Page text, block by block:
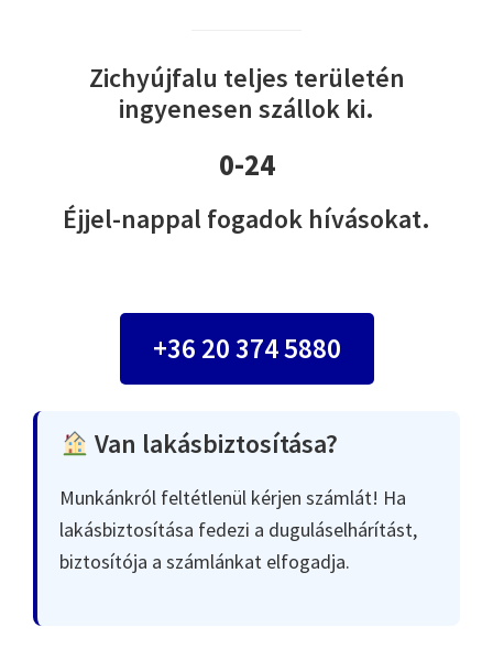
Zichyújfalu teljes területén
ingyenesen szállok ki.
0-24
Éjjel-nappal fogadok hívásokat.
+36 20 374 5880
Van lakásbiztosítása?
Munkánkról feltétlenül kérjen számlát! Ha
lakásbiztosítása fedezi a duguláselhárítást,
biztosítója a számlánkat elfogadja.